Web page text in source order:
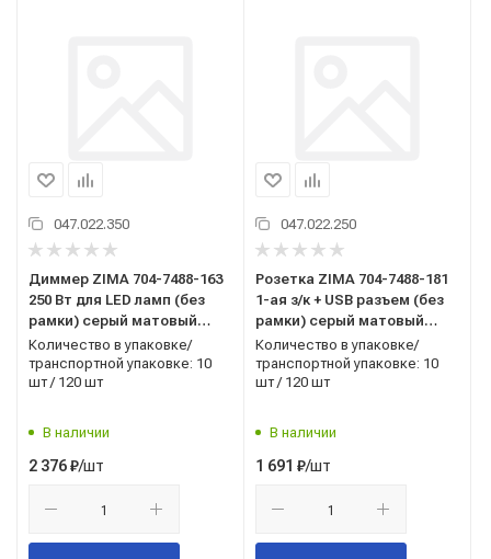
047.022.350
Диммер ZIMA 704-7488-163
250 Вт для LED ламп (без
рамки) серый матовый
LEZARD
Количество в упаковке/
транспортной упаковке: 10
шт / 120 шт
В наличии
2 376₽/шт
047.022.250
Розетка ZIMA 704-7488-181
1-ая з/к + USB разъем (без
рамки) серый матовый
LEZARD
Количество в упаковке/
транспортной упаковке: 10
шт / 120 шт
В наличии
1 691 ₽/шт